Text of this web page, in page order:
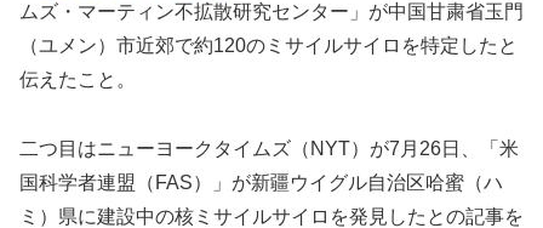
ムズ・マーティン不拡散研究センター」が中国甘粛省玉門
（ユメン）市近郊で約120のミサイルサイロを特定したと
伝えたこと。
二つ目はニューヨークタイムズ（NYT）が7月26日、「米
国科学者連盟（FAS）」が新疆ウイグル自治区哈蜜（ハ
ミ）県に建設中の核ミサイルサイロを発見したとの記事を